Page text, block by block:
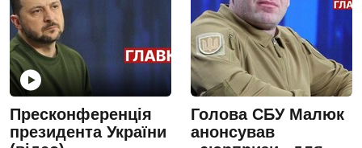
Пресконференція
президента України
Голова СБУ Малюк
анонсував